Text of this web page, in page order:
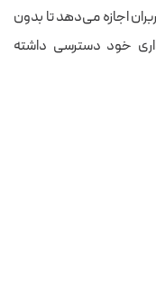
اجازه می‌دهد تا بدون
خود دسترسی داشته